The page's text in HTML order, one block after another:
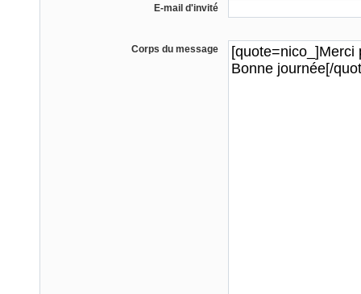
E-mail d'invité
Corps du message